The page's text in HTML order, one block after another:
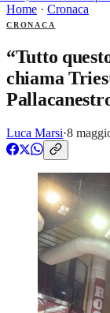
Home · Cronaca
CRONACA
“Tutto
chiama
Luca Marsi·8